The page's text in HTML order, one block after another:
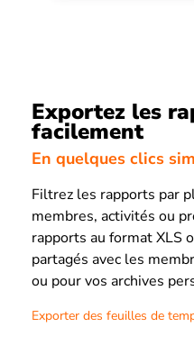
Exportez les
facilement
En quelques clics
Filtrez les rapports par
membres, activités ou
rapports au format XLS
partagés avec les
ou pour vos archives
Exporter des feuilles de